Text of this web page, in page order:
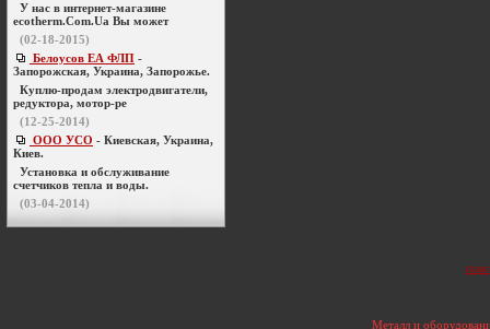
У нас в интернет-магазине
ecotherm.Com.Ua Вы может
(02-18-2015)
Белоусов ЕА ФЛП -
Запорожская, Украина, Запорожье.
Куплю-продам электродвигатели,
редуктора, мотор-ре
(12-25-2014)
ООО УСО - Киевская, Украина,
Киев.
Установка и обслуживание
счетчиков тепла и воды.
(03-04-2014)
Металл и